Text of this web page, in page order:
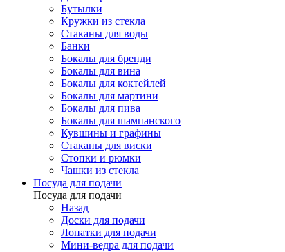
Бутылки
Кружки из стекла
Стаканы для воды
Банки
Бокалы для бренди
Бокалы для вина
Бокалы для коктейлей
Бокалы для мартини
Бокалы для пива
Бокалы для шампанского
Кувшины и графины
Стаканы для виски
Стопки и рюмки
Чашки из стекла
Посуда для подачи
Посуда для подачи
Назад
Доски для подачи
Лопатки для подачи
Мини-ведра для подачи